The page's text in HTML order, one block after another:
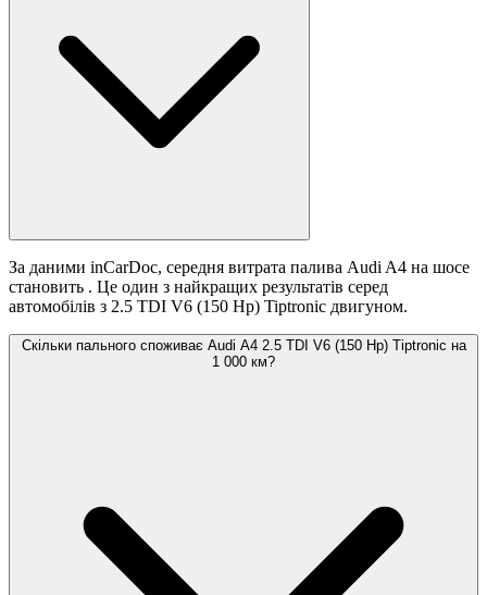
За даними inCarDoc, середня витрата палива Audi A4 на шосе
становить . Це один з найкращих результатів серед
автомобілів з 2.5 TDI V6 (150 Hp) Tiptronic двигуном.
Скільки пального споживає Audi A4 2.5 TDI V6 (150 Hp) Tiptronic на
1 000 км?